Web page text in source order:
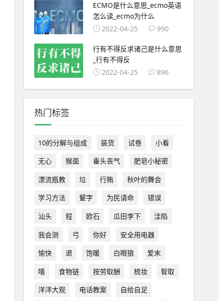
ECMO是什么意思_ecmo英语
怎么读_ecmo为什么
2022-04-25
990
行有不得反求诸己是什么意思
_行有不得反
2022-04-25
896
热门标签
10的分解与组成 装货 试卷
小看
无心
猴面 垂头丧气
肥皂小秘密
漂流瓶教
垃 行贿
秋叶的舞会
学习方法
颦字 为民请命
错误
汕头
程 欧石 瓜田李下
洼陷
我会测
弓 你好
安全用电器
愉快
退 饱暖 白眼狼
爱末
嘻
食物链 按劳取酬 梳妆
智取
洋洋大观
电话教案
自给自足